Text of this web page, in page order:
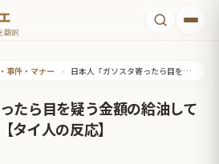
翻訳
事件・マナー • 日本人「ガソスタ寄ったら目を疑う金額の給油してる人がいて笑った」【タイ人の反応】
たら目を疑う金額の給油して
タイ人の反応】